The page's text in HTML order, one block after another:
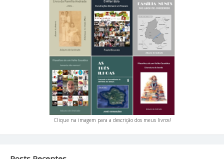
Clique na imagem para a descrição dos meus livros!